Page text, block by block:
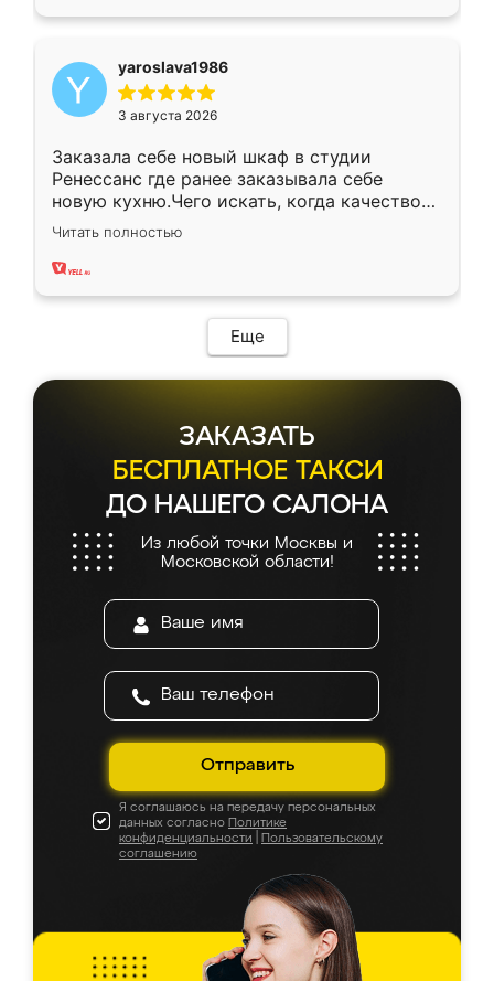
yaroslava1986
3 августа 2026
Заказала себе новый шкаф в студии
Ренессанс где ранее заказывала себе
новую кухню.Чего искать, когда качеством
вполне довольна. Служит кухня уже почти
два года, нареканий нет.
Читать полностью
Еще
ЗАКАЗАТЬ
БЕСПЛАТНОЕ ТАКСИ
ДО НАШЕГО САЛОНА
Из любой точки Москвы и
Московской области!
Отправить
Я соглашаюсь на передачу персональных
данных согласно Политике
конфиденциальности
Пользовательскому
соглашению